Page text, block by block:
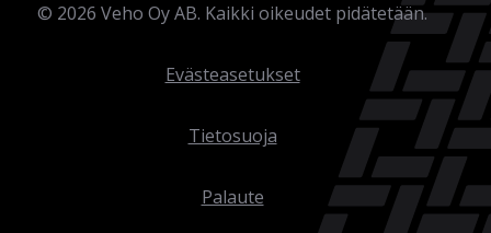
© 2026 Veho Oy AB. Kaikki oikeudet pidätetään.
Evästeasetukset
Tietosuoja
Palaute